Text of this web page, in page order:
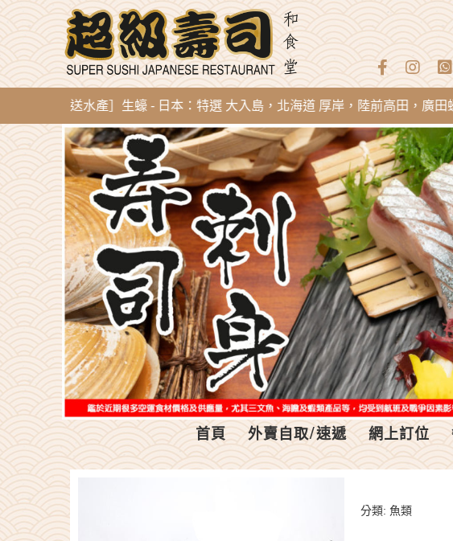
開直送水產］生蠔 - 日本：特選 大入島，北海道 厚岸，陸前高田，廣田蠔，
首頁 外賣自取/速遞 網上訂位
分類: 魚類